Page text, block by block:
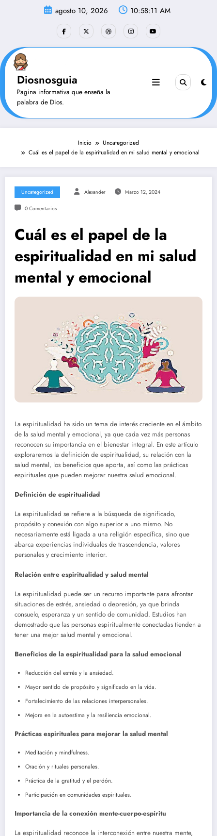
agosto 10, 2026 10:58:11 AM
Diosnosguia
Pagina informativa que enseña la
palabra de Dios.
Inicio
Uncategorized
Cuál es el papel de la espiritualidad en mi salud mental y emocional
Uncategorized Alexander Marzo 12, 2024
0 Comentarios
Cuál es el papel de la
espiritualidad en mi salud
mental y emocional
La espiritualidad ha sido un tema de interés creciente en el ámbito
de la salud mental y emocional, ya que cada vez más personas
reconocen su importancia en el bienestar integral. En este artículo
exploraremos la definición de espiritualidad, su relación con la
salud mental, los beneficios que aporta, así como las prácticas
espirituales que pueden mejorar nuestra salud emocional.
Definición de espiritualidad
La espiritualidad se refiere a la búsqueda de significado,
propósito y conexión con algo superior a uno mismo. No
necesariamente está ligada a una religión específica, sino que
abarca experiencias individuales de trascendencia, valores
personales y crecimiento interior.
Relación entre espiritualidad y salud mental
La espiritualidad puede ser un recurso importante para afrontar
situaciones de estrés, ansiedad o depresión, ya que brinda
consuelo, esperanza y un sentido de comunidad. Estudios han
demostrado que las personas espiritualmente conectadas tienden a
tener una mejor salud mental y emocional.
Beneficios de la espiritualidad para la salud emocional
Reducción del estrés y la ansiedad.
Mayor sentido de propósito y significado en la vida.
Fortalecimiento de las relaciones interpersonales.
Mejora en la autoestima y la resiliencia emocional.
Prácticas espirituales para mejorar la salud mental
Meditación y mindfulness.
Oración y rituales personales.
Práctica de la gratitud y el perdón.
Participación en comunidades espirituales.
Importancia de la conexión mente-cuerpo-espíritu
La espiritualidad reconoce la interconexión entre nuestra mente,